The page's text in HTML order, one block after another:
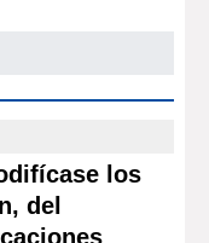
los
del